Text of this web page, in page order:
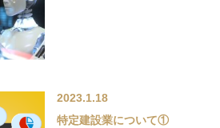
2023.1.18
特定建設業について①